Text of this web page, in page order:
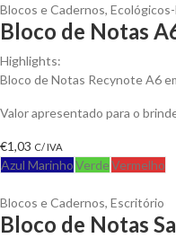
Blocos e Cadernos,
Bloco de Notas
Highlights:
Bloco de Notas Recynote A6
Valor apresentado para o
€1,03 C/ IVA
Azul MarinhoVerdeVermelho
Blocos e Cadernos, Escritório
Bloco de Notas